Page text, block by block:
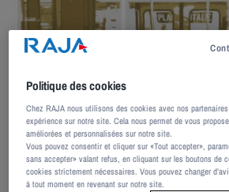
Pauline Fillioux
Politique des cookies
Chez RAJA nous utilisons des cookies avec nos
expérience sur notre site. Cela nous permet de vous
améliorées et personnalisées sur notre site.
Vous pouvez consentir et cliquer sur «Tout accepter»,
sans accepter» valant refus, en cliquant sur les boutons de
cookies strictement nécessaires. Vous pouvez changer
à tout moment en revenant sur notre site.